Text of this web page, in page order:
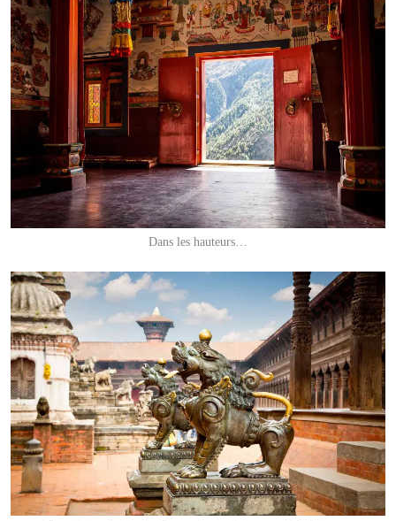
Dans les hauteurs…